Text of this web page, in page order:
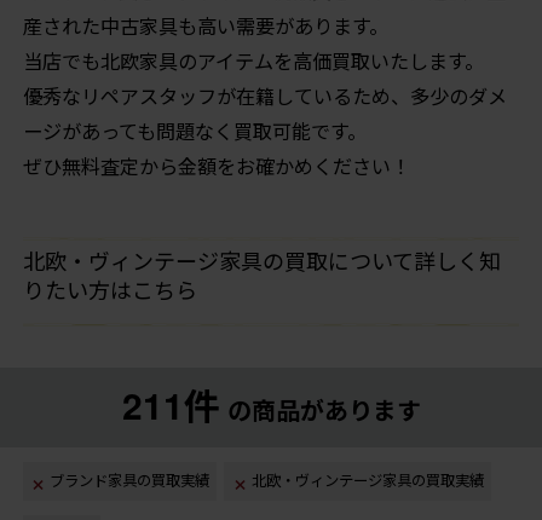
産された中古家具も高い需要があります。
当店でも北欧家具のアイテムを高価買取いたします。
優秀なリペアスタッフが在籍しているため、多少のダメ
ージがあっても問題なく買取可能です。
ぜひ無料査定から金額をお確かめください！
北欧・ヴィンテージ家具の買取について詳しく知
りたい方はこちら
211件 の商品があります
ブランド家具の買取実績 北欧・ヴィンテージ家具の買取実績